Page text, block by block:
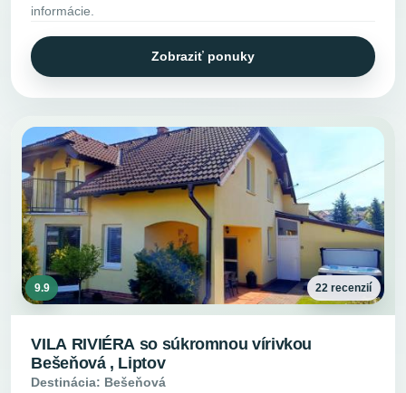
informácie.
Zobraziť ponuky
9.9 22 recenzií
VILA RIVIÉRA so súkromnou vírivkou
Bešeňová , Liptov
Destinácia: Bešeňová